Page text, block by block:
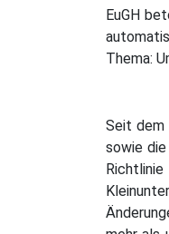
EuGH
Thema:
Seit dem
sowie